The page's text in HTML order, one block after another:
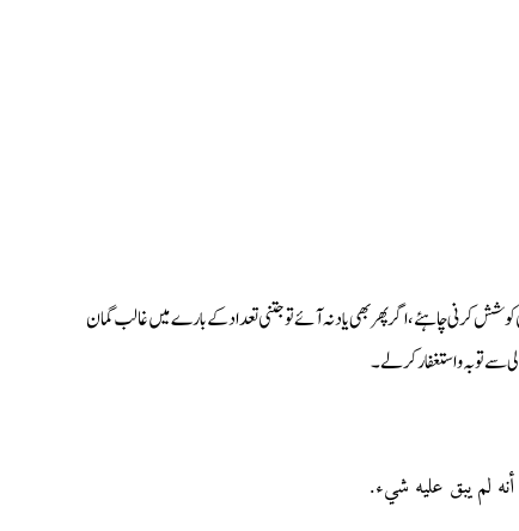
کرنی چاہئے، اگر پھر بھی یاد نہ آئے تو جتنی تعداد کے بارے میں غالب گمان
سے توبہ واستغفار کرلے۔
ﻟﻢ ﻳﺒﻖ ﻋﻠﻴﻪ ﺷﻲء.